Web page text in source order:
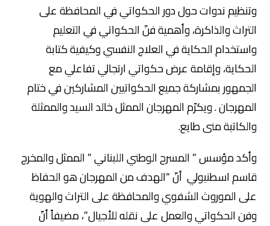
وتنظيم ندوات حول دور الحكواتي في المحافظة على
التراث والذاكرة، وأهمية فنّ الحكواتي في التعليم
واستخدام الحكاية في العلاج النفسي وكيفية كتابة
الحكاية، وإقامة عرض حكواتي ارتجالي تفاعلي مع
الجمهور بمشاركة جميع الحكواتيين المشاركين في ختام
المهرجان . ويكرّم المهرجان الممثل خالد السيد والممثلة
والكاتبة منى طايع.
وأكد مؤسس ” المسرح الوطني اللبناني ” الممثل والمخرج
قاسم اسطنبولي أنّ “الهدف من المهرجان هو الحفاظ
على الموروث الشفوي والمحافظة على التراث والهوية
وفن الحكواتي والعمل على نقله للأجيال”، مضيفاً أنّ